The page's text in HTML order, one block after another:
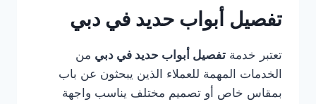
تفصيل أبواب حديد في دبي
تعتبر خدمة تفصيل أبواب حديد في دبي من
الخدمات المهمة للعملاء الذين يبحثون عن باب
بمقاس خاص أو تصميم مختلف يناسب واجهة